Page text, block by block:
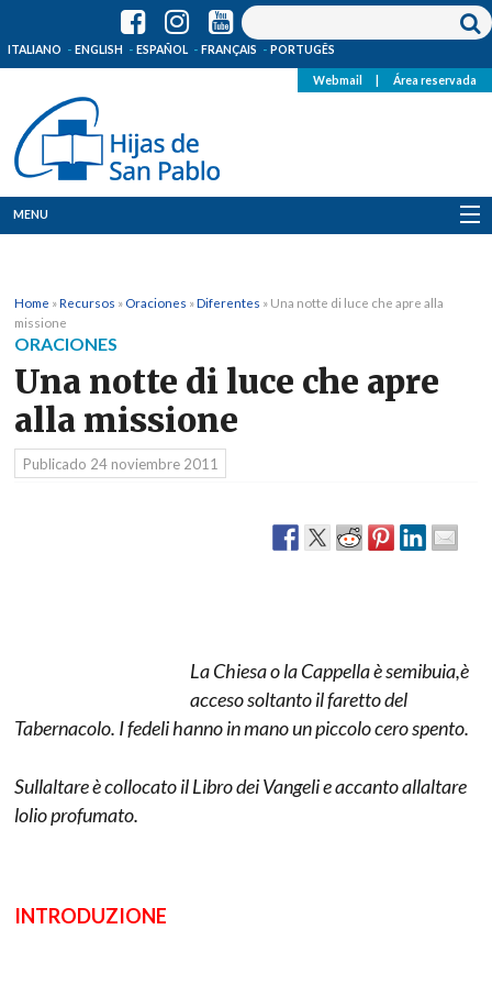
ITALIANO ENGLISH ESPAÑOL FRANÇAIS PORTUGÊS
Webmail Área reservada
MENU
Dónde estamos
Noticias
Recursos
Media
Home »Recursos » Oraciones »Diferentes » Una notte di luce che apre alla
missione
ORACIONES
Una notte di luce che apre
alla missione
Publicado 24 noviembre 2011
La Chiesa o la Cappella è semibuia,è
acceso soltanto il faretto del
Tabernacolo. I fedeli hanno in mano un piccolo cero spento.
Sullaltare è collocato il Libro dei Vangeli e accanto allaltare
lolio profumato.
INTRODUZIONE